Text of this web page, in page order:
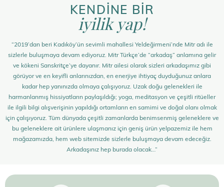
KENDİNE BİR
iyilik yap!
“2019’dan beri Kadıköy’ün sevimli mahallesi Yeldeğirmeni’nde Mitr adı ile
sizlerle buluşmaya devam ediyoruz. Mitr Türkçe’de “arkadaş” anlamına gelir
ve kökeni Sanskritçe’ye dayanır. Mitr ailesi olarak sizleri arkadaşımız gibi
görüyor ve en keyifli anlarınızdan, en enerjiye ihtiyaç duyduğunuz anlara
kadar hep yanınızda olmaya çalışıyoruz. Uzak doğu gelenekleri ile
harmanlanmış hissiyatların paylaşıldığı; yoga, meditasyon ve çeşitli ritüeller
ile ilgili bilgi alışverişinin yapıldığı ortamların en samimi ve doğal olanı olmak
için çalışıyoruz. Tüm dünyada çeşitli zamanlarda benimsenmiş geleneklere ve
bu geleneklere ait ürünlere ulaşmanız için geniş ürün yelpazemiz ile hem
mağazamızda, hem web sitemizde sizlerle buluşmaya devam edeceğiz.
Arkadaşınız hep burada olacak…”